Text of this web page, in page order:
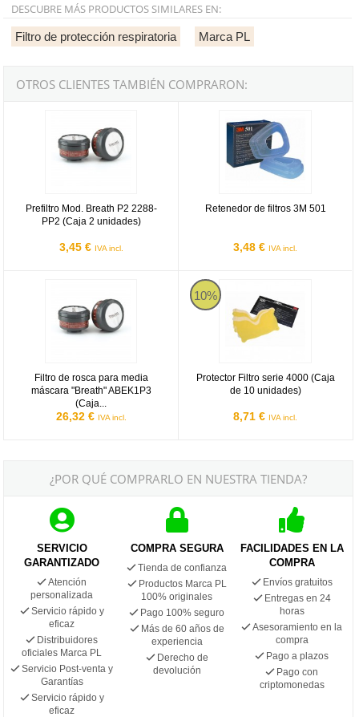
DESCUBRE MÁS PRODUCTOS SIMILARES EN:
Filtro de protección respiratoria Marca PL
OTROS CLIENTES TAMBIÉN COMPRARON:
Prefiltro Mod. Breath P2 2288-
PP2 (Caja 2 unidades)
3,45 € IVA incl.
Retenedor de filtros 3M 501
3,48 € IVA incl.
Filtro de rosca para media
máscara "Breath" ABEK1P3
(Caja...
26,32 € IVA incl.
Filtro de rosca para media máscara "Breath" ABEK1P3 (Caja 2
10%
Protector Filtro serie 4000 (Caja
de 10 unidades)
8,71 € IVA incl.
Protector Filtro serie 4000 (Caja
¿POR QUÉ COMPRARLO EN NUESTRA TIENDA?
SERVICIO
GARANTIZADO
Atención
personalizada
Servicio rápido y
eficaz
Distribuidores
oficiales Marca PL
Servicio Post-venta y
Garantías
Servicio rápido y
eficaz
COMPRA SEGURA
Tienda de confianza
Productos Marca PL
100% originales
Pago 100% seguro
Más de 60 años de
experiencia
Derecho de
devolución
FACILIDADES EN LA
COMPRA
Envíos gratuitos
Entregas en 24
horas
Asesoramiento en la
compra
Pago a plazos
Pago con
criptomonedas